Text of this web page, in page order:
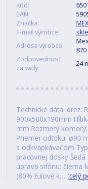
Kód:
EAN:
Značka:
E-mail výrobce:
Adresa výrobce:
Zodpovednosť
za vady:
24
Technické dáta: drez:
900x500x190mm
mm Rozmery
Priemer odtoku: ø90
s odkvapkávačom
pracovnej dosky
úprava sifónu: čierna
(80% žulové k… (celý